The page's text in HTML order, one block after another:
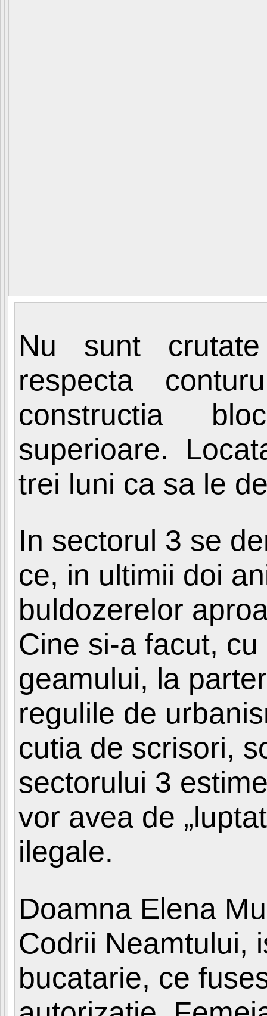
Nu sunt
respecta
constructia
superioare.
trei luni ca sa le
In sectorul 3 se
ce, in ultimii doi
buldozerelor
Cine si-a facut,
geamului, la
regulile de
cutia de scrisori,
sectorului 3
vor avea de
ilegale.
Doamna Elena
Codrii Neamtului,
bucatarie, ce